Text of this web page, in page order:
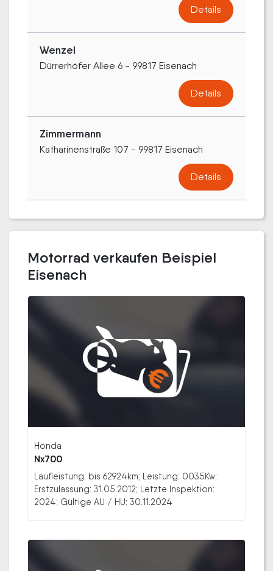
Details
Wenzel
Dürrerhöfer Allee 6 - 99817 Eisenach
Details
Zimmermann
Katharinenstraße 107 - 99817 Eisenach
Details
Motorrad verkaufen Beispiel
Eisenach
Honda
Nx700
Laufleistung: bis 62924km; Leistung: 0035Kw;
Erstzulassung: 31.05.2012; Letzte Inspektion:
2024; Gültige AU / HU: 30.11.2024